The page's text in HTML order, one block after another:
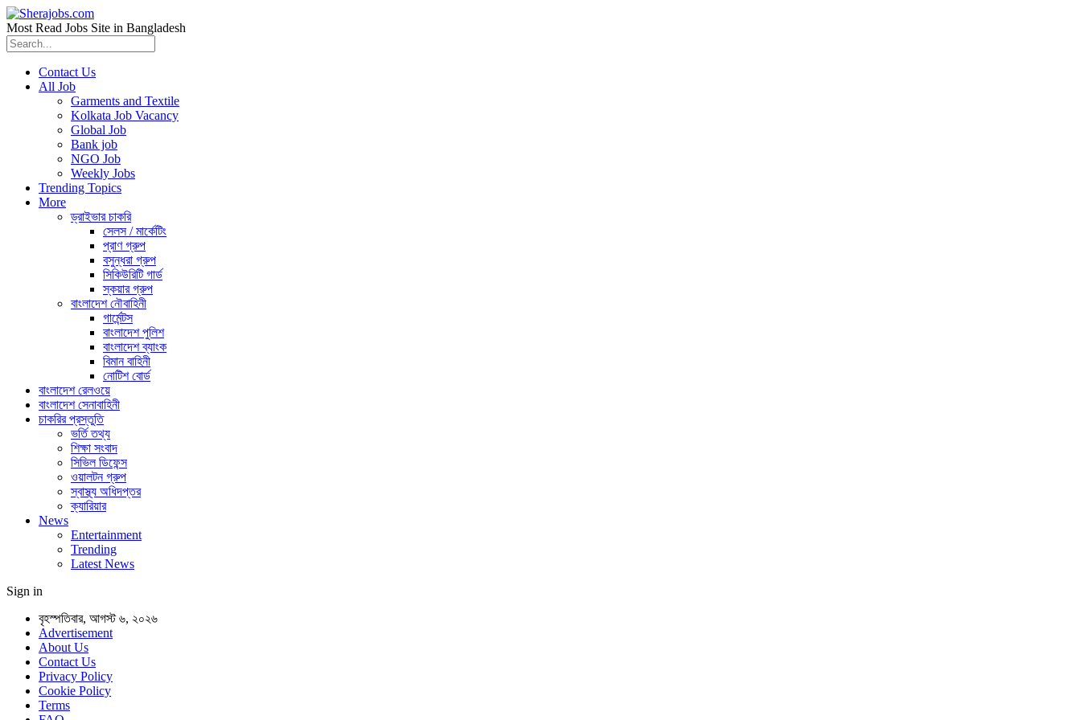
Most Read Jobs Site in Bangladesh
Contact Us
All Job
Garments and Textile
Kolkata Job Vacancy
Global Job
Bank job
NGO Job
Weekly Jobs
Trending Topics
More
ড্রাইভার চাকরি
সেলস / মার্কেটিং
প্রাণ গ্রুপ
বসুন্ধরা গ্রুপ
সিকিউরিটি গার্ড
স্কয়ার গ্রুপ
বাংলাদেশ নৌবাহিনী
গার্মেন্টস
বাংলাদেশ পুলিশ
বাংলাদেশ ব্যাংক
বিমান বাহিনী
নোটিশ বোর্ড
বাংলাদেশ রেলওয়ে
বাংলাদেশ সেনাবাহিনী
চাকরির প্রস্তুতি
ভর্তি তথ্য
শিক্ষা সংবাদ
সিভিল ডিফেন্স
ওয়ালটন গ্রুপ
স্বাস্থ্য অধিদপ্তর
ক্যারিয়ার
News
Entertainment
Trending
Latest News
Sign in
বৃহস্পতিবার, আগস্ট ৬, ২০২৬
Advertisement
About Us
Contact Us
Privacy Policy
Cookie Policy
Terms